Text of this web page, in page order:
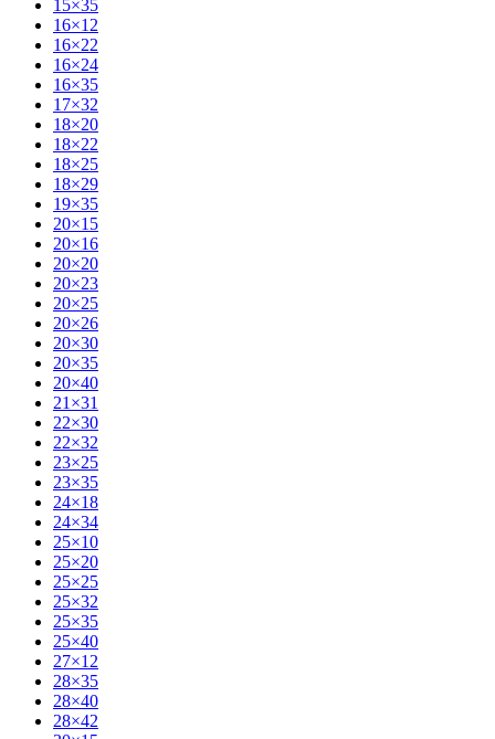
15×35
16×12
16×22
16×24
16×35
17×32
18×20
18×22
18×25
18×29
19×35
20×15
20×16
20×20
20×23
20×25
20×26
20×30
20×35
20×40
21×31
22×30
22×32
23×25
23×35
24×18
24×34
25×10
25×20
25×25
25×32
25×35
25×40
27×12
28×35
28×40
28×42